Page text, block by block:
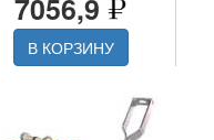
7056,9
В КОРЗИНУ